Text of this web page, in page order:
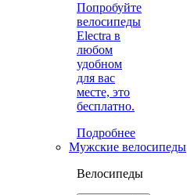
Попробуйте
велосипеды
Electra в
любом
удобном
для вас
месте, это
бесплатно.
Подробнее
Мужские велосипеды
Велосипеды